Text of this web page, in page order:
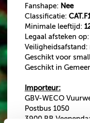
VUURWERK
INWISSELEN
Fanshape: Nee
Classificatie:
Minimale leeftijd:
Legaal afsteken op:
Veiligheidsafstand:
Geschikt voor
Geschikt in
Importeur:
GBV-WECO
Postbus 1050
3900 BB